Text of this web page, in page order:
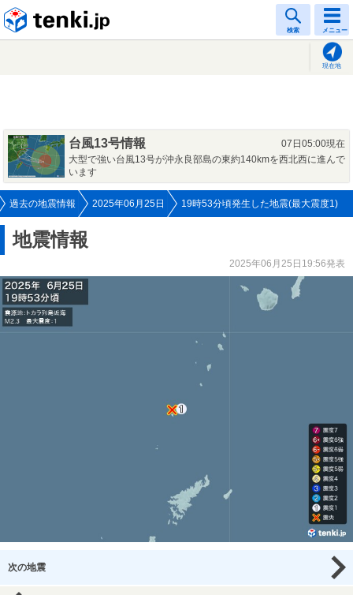
検索 メニュー
現在地
台風13号情報
07日05:00現在
大型で強い台風13号が沖永良部島の東約140kmを西北西に進んで
います
過去の地震情報 2025年06月25日 19時53分頃発生した地震(最大震度1)
地震情報
2025年06月25日19:56発表
次の地震